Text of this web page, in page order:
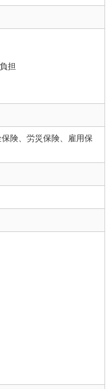
担
険、労災保険、雇用保